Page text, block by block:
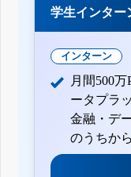
学生インター
インターン
月間500
ータプラ
金融・デ
のうちか